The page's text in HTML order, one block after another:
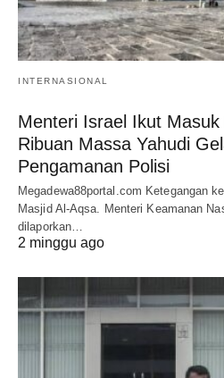
INTERNASIONAL
Menteri Israel Ikut
Ribuan Massa Yahudi
Pengamanan Polisi
Megadewa88portal.com Ketegangan
Masjid Al-Aqsa. Menteri Keamanan
dilaporkan…
2 minggu ago